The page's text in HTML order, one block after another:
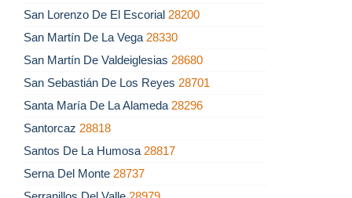
San Lorenzo De El Escorial 28200
San Martín De La Vega 28330
San Martín De Valdeiglesias 28680
San Sebastián De Los Reyes 28701
Santa María De La Alameda 28296
Santorcaz 28818
Santos De La Humosa 28817
Serna Del Monte 28737